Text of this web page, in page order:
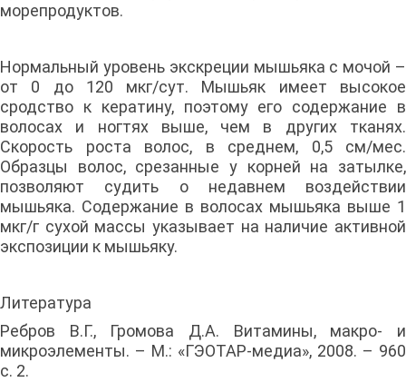
морепродуктов.
Нормальный уровень экскреции мышьяка с мочой –
от 0 до 120 мкг/сут. Мышьяк имеет высокое
сродство к кератину, поэтому его содержание в
волосах и ногтях выше, чем в других тканях.
Скорость роста волос, в среднем, 0,5 см/мес.
Образцы волос, срезанные у корней на затылке,
позволяют судить о недавнем воздействии
мышьяка. Содержание в волосах мышьяка выше 1
мкг/г сухой массы указывает на наличие активной
экспозиции к мышьяку.
Литература
Ребров В.Г., Громова Д.А. Витамины, макро- и
микроэлементы. – М.: «ГЭОТАР-медиа», 2008. – 960
с. 2.